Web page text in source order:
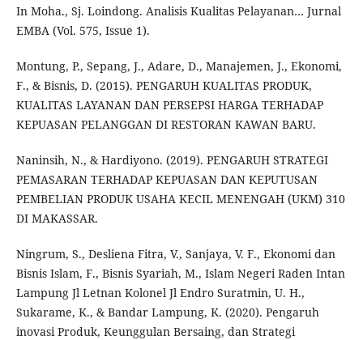
In Moha., Sj. Loindong. Analisis Kualitas Pelayanan… Jurnal
EMBA (Vol. 575, Issue 1).
Montung, P., Sepang, J., Adare, D., Manajemen, J., Ekonomi,
F., & Bisnis, D. (2015). PENGARUH KUALITAS PRODUK,
KUALITAS LAYANAN DAN PERSEPSI HARGA TERHADAP
KEPUASAN PELANGGAN DI RESTORAN KAWAN BARU.
Naninsih, N., & Hardiyono. (2019). PENGARUH STRATEGI
PEMASARAN TERHADAP KEPUASAN DAN KEPUTUSAN
PEMBELIAN PRODUK USAHA KECIL MENENGAH (UKM) 310
DI MAKASSAR.
Ningrum, S., Desliena Fitra, V., Sanjaya, V. F., Ekonomi dan
Bisnis Islam, F., Bisnis Syariah, M., Islam Negeri Raden Intan
Lampung Jl Letnan Kolonel Jl Endro Suratmin, U. H.,
Sukarame, K., & Bandar Lampung, K. (2020). Pengaruh
inovasi Produk, Keunggulan Bersaing, dan Strategi